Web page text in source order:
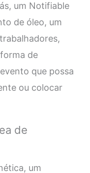
um Notifiable
de óleo, um
de
que possa
ou colocar
de
um